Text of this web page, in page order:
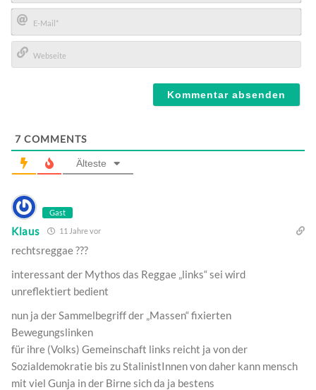
Name*
E-
Mail*
7 COMMENTS
Älteste
Gast
Klaus 11 Jahre vor
rechtsreggae ???
interessant der Mythos das Reggae „links“ sei wird
unreflektiert bedient
nun ja der Sammelbegriff der „Massen“ fixierten
Bewegungslinken
für ihre (Volks) Gemeinschaft links reicht ja von der
Sozialdemokratie bis zu StalinistInnen von daher kann mensch
mit viel Gunja in der Birne sich da ja bestens